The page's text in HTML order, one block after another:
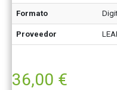
Formato
Proveedor
36,00 €